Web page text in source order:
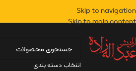
Skip to navigation
Skip to main content
انتخاب دسته بندی